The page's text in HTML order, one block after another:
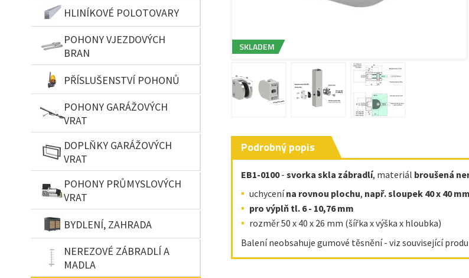
HLINÍKOVÉ POLOTOVARY
POHONY VJEZDOVÝCH
BRAN
PŘÍSLUŠENSTVÍ POHONŮ
POHONY GARÁŽOVÝCH
VRAT
DOPLŇKY GARÁŽOVÝCH
VRAT
POHONY PRŮMYSLOVÝCH
VRAT
BYDLENÍ, ZAHRADA
NEREZOVÉ ZÁBRADLÍ A
MADLA
SKLADEM
Podrobný popis
EB1-0100- svorka skla zábradlí, materiál broušená
uchycenína rovnou plochu, např. sloupek 40 x 40 mm
pro výplň tl. 6 - 10,76 mm
rozměr 50 x 40 x 26 mm (šířka x výška x hloubka)
Balení neobsahuje gumové těsnění - viz související